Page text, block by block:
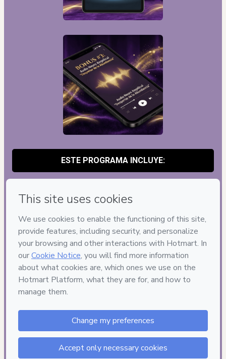
ESTE PROGRAMA INCLUYE:
Manual El Código Uriel para
desbloquear el flujo del dinero PDF
Botiquín de Primeros Auxilios
Financieros PDF + Audio
Secreto PDF + Audio
Audio Neuro-Angelical "Despierta
con Propósito MP3 - 5 minutos